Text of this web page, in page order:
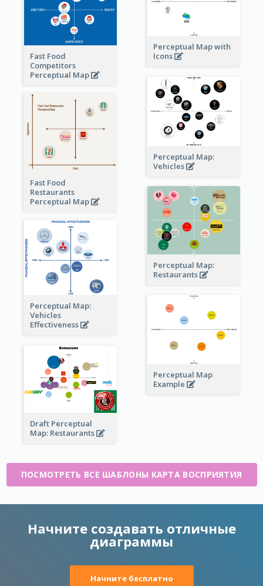
Fast Food
Competitors
Perceptual Map
Perceptual Map with
Icons
Perceptual Map:
Vehicles
Fast Food
Restaurants
Perceptual Map
Perceptual Map:
Restaurants
Perceptual Map:
Vehicles
Effectiveness
Perceptual Map
Example
Draft Perceptual
Map: Restaurants
ПОСМОТРЕТЬ ВСЕ ШАБЛОНЫ КАРТА ВОСПРИЯТИЯ
Начните создавать отличные
диаграммы
Начните бесплатно